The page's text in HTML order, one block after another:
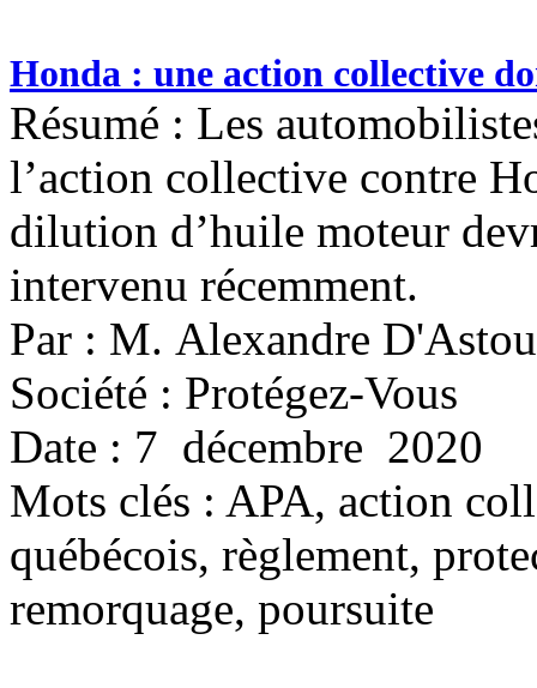
Honda : une action collective
Résumé : Les
l’action collective contre
dilution d’huile moteur
intervenu récemment.
Par : M. Alexandre
Société : Protégez-Vous
Date : 7 décembre 2020
Mots clés : APA, action
québécois, règlement,
remorquage, poursuite